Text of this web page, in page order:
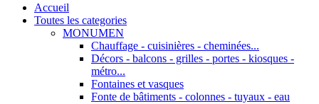
Accueil
Toutes les categories
MONUMEN
Chauffage - cuisinières - cheminées...
Décors - balcons - grilles - portes - kiosques -
métro...
Fontaines et vasques
Fonte de bâtiments - colonnes - tuyaux - eau